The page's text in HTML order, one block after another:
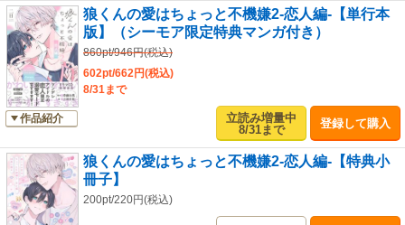
作品紹介
狼くんの愛はちょっと不機嫌2-恋人編-【単行本
版】（シーモア限定特典マンガ付き）
860pt/946円(税込)
602pt/662円(税込)
8/31まで
立読み増量中
8/31まで
登録して購入
狼くんの愛はちょっと不機嫌2-恋人編-【特典小
冊子】
200pt/220円(税込)